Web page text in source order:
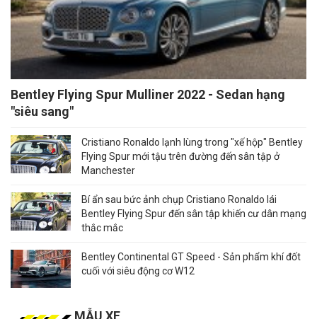
Bentley Flying Spur Mulliner 2022 - Sedan hạng
"siêu sang"
Cristiano Ronaldo lạnh lùng trong "xế hộp" Bentley
Flying Spur mới tậu trên đường đến sân tập ở
Manchester
Bí ẩn sau bức ảnh chụp Cristiano Ronaldo lái
Bentley Flying Spur đến sân tập khiến cư dân mạng
thắc mắc
Bentley Continental GT Speed - Sản phẩm khí đốt
cuối với siêu động cơ W12
MẪU XE